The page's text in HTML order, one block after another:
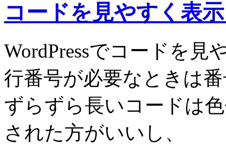
コードを見やすく表
WordPressでコードを見
行番号が必要なときは
ずらずら長いコードは
された方がいいし、